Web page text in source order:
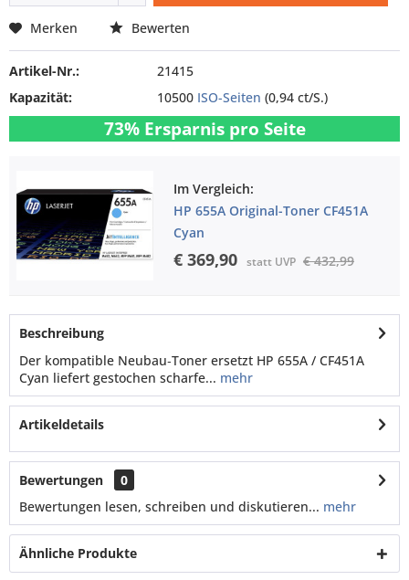
Merken Bewerten
Artikel-Nr.:
21415
Kapazität:
10500 ISO-Seiten (0,94 ct/S.)
73% Ersparnis pro Seite
Im Vergleich:
HP 655A Original-Toner CF451A
Cyan
€ 369,90 statt UVP € 432,99
Beschreibung
Der kompatible Neubau‑Toner ersetzt HP 655A / CF451A
Cyan liefert gestochen scharfe... mehr
Artikeldetails
Bewertungen
0
Bewertungen lesen, schreiben und diskutieren... mehr
Ähnliche Produkte